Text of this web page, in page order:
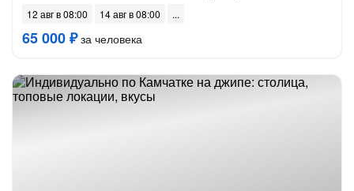
12 авг в 08:00 14 авг в 08:00
65 000 ₽за человека